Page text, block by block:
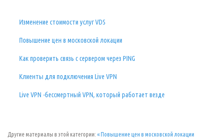
Изменение стоимости услуг VDS
Повышение цен в московской локации
Как проверить связь с сервером через PING
Клиенты для подключения Live VPN
Live VPN -бессмертный VPN, который работает везде
Другие материалы в этой категории: « Повышение цен в московской локации